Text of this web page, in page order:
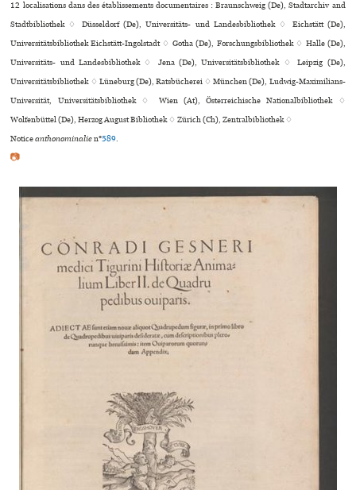
12 localisations dans des établissements documentaires : Braunschweig (De), Stadtarchiv and
Stadtbibliothek ♢ Düsseldorf (De), Universitäts- und Landesbibliothek ♢ Eichstätt (De),
Universitätsbibliothek Eichstätt-Ingolstadt ♢ Gotha (De), Forschungsbibliothek ♢ Halle (De),
Universitäts- und Landesbibliothek ♢ Jena (De), Universitätsbibliothek ♢ Leipzig (De),
Universitätsbibliothek ♢ Lüneburg (De), Ratsbücherei ♢ München (De), Ludwig-Maximilians-
Universität, Universitätsbibliothek ♢ Wien (At), Österreichische Nationalbibliothek ♢
Wolfenbüttel (De), Herzog August Bibliothek ♢ Zürich (Ch), Zentralbibliothek ♢
Noticeanthonominalien°589.
📷